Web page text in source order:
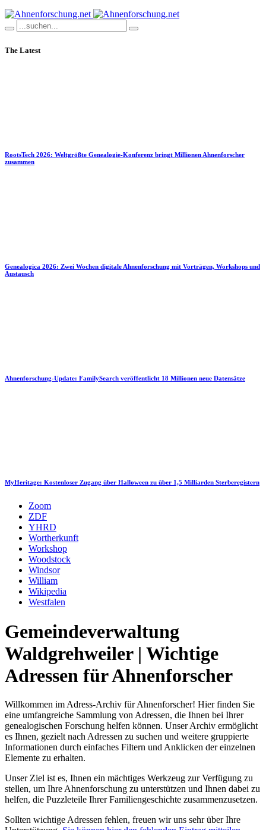
The Latest
RootsTech 2026: Weltgrößte Genealogie-Konferenz bringt Millionen Ahnenforscher
zusammen
Genealogica 2026: Zwei Wochen digitale Ahnenforschung mit Vorträgen, Workshops und
Austausch
Ahnenforschung-Update: FamilySearch veröffentlicht 18 Millionen neue Datensätze
MyHeritage: Kostenloser Zugang über Halloween zu über 1,5 Milliarden Sterberegistern
Zoom
ZDF
YHRD
Wortherkunft
Workshop
Woodstock
Windsor
William
Wikipedia
Westfalen
Gemeindeverwaltung
Waldgrehweiler | Wichtige
Adressen für Ahnenforscher
Willkommen im Adress-Archiv für Ahnenforscher! Hier finden Sie
eine umfangreiche Sammlung von Adressen, die Ihnen bei Ihrer
genealogischen Forschung helfen können. Unser Archiv ermöglicht
es Ihnen, gezielt nach Adressen zu suchen und weitere gruppierte
Informationen durch einfaches Filtern und Anklicken der einzelnen
Elemente zu erhalten.
Unser Ziel ist es, Ihnen ein mächtiges Werkzeug zur Verfügung zu
stellen, um Ihre Ahnenforschung zu unterstützen und Ihnen dabei zu
helfen, die Puzzleteile Ihrer Familiengeschichte zusammenzusetzen.
Sollten wichtige Adressen fehlen, freuen wir uns sehr über Ihre